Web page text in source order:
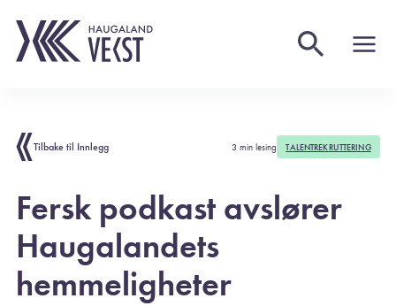
Tilbake til Innlegg 3 min lesing TALENTREKRUTTERING
Fersk podkast avslører
Haugalandets
hemmeligheter